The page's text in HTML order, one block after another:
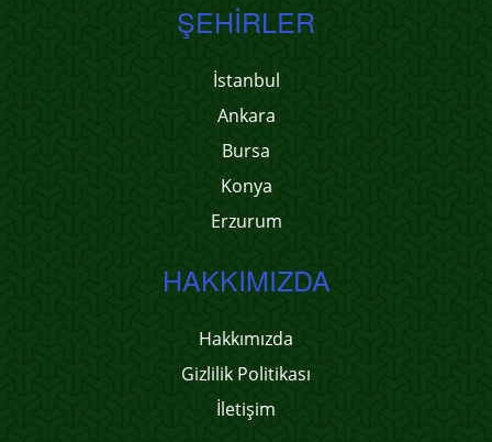
ŞEHIRLER
İstanbul
Ankara
Bursa
Konya
Erzurum
HAKKIMIZDA
Hakkımızda
Gizlilik Politikası
İletişim